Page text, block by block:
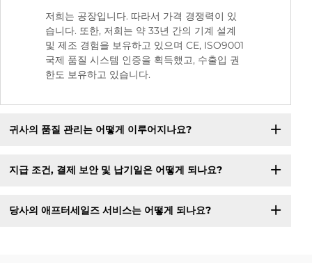
저희는 공장입니다. 따라서 가격 경쟁력이 있
습니다. 또한, 저희는 약 33년 간의 기계 설계
및 제조 경험을 보유하고 있으며 CE, ISO9001
국제 품질 시스템 인증을 획득했고, 수출입 권
한도 보유하고 있습니다.
귀사의 품질 관리는 어떻게 이루어지나요?
지급 조건, 결제 보안 및 납기일은 어떻게 되나요?
당사의 애프터세일즈 서비스는 어떻게 되나요?